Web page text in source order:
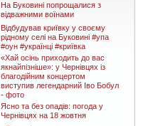
На Буковині попрощалися з
відважними воїнами
Відбудував криївку у своєму
рідному селі на Буковині #упа
#оун #українці #криївка
«Хай осінь приходить до вас
якнайпізніше»: у Чернівцях із
благодійним концертом
виступив легендарний Іво Бобул
- фото
Ясно та без опадів: погода у
Чернівцях на 18 жовтня